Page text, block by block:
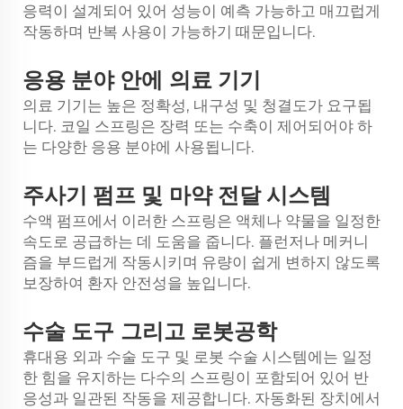
응력이 설계되어 있어 성능이 예측 가능하고 매끄럽게
작동하며 반복 사용이 가능하기 때문입니다.
응용 분야 안에 의료 기기
의료 기기는 높은 정확성, 내구성 및 청결도가 요구됩
니다. 코일 스프링은 장력 또는 수축이 제어되어야 하
는 다양한 응용 분야에 사용됩니다.
주사기 펌프 및 마약 전달 시스템
수액 펌프에서 이러한 스프링은 액체나 약물을 일정한
속도로 공급하는 데 도움을 줍니다. 플런저나 메커니
즘을 부드럽게 작동시키며 유량이 쉽게 변하지 않도록
보장하여 환자 안전성을 높입니다.
수술 도구 그리고 로봇공학
휴대용 외과 수술 도구 및 로봇 수술 시스템에는 일정
한 힘을 유지하는 다수의 스프링이 포함되어 있어 반
응성과 일관된 작동을 제공합니다. 자동화된 장치에서